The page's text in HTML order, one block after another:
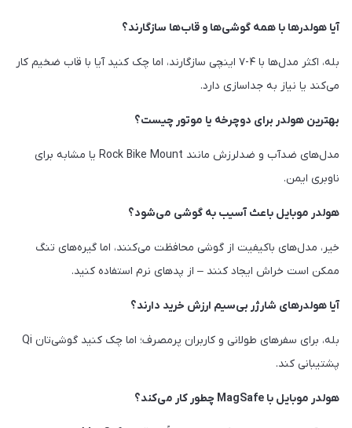
آیا هولدرها با همه گوشی‌ها و قاب‌ها سازگارند؟
بله، اکثر مدل‌ها با ۴-۷ اینچی سازگارند، اما چک کنید آیا با قاب ضخیم کار
می‌کند یا نیاز به جداسازی دارد.
بهترین هولدر برای دوچرخه یا موتور چیست؟
مدل‌های ضدآب و ضدلرزش مانند Rock Bike Mount یا مشابه برای
ناوبری ایمن.
هولدر موبایل باعث آسیب به گوشی می‌شود؟
خیر، مدل‌های باکیفیت از گوشی محافظت می‌کنند، اما گیره‌های تنگ
ممکن است خراش ایجاد کنند – از پدهای نرم استفاده کنید.
آیا هولدرهای شارژر بی‌سیم ارزش خرید دارند؟
بله، برای سفرهای طولانی و کاربران پرمصرف؛ اما چک کنید گوشی‌تان Qi
پشتیبانی کند.
هولدر موبایل با MagSafe چطور کار می‌کند؟